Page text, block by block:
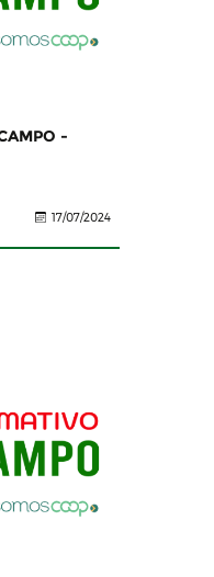
-
17/07/2024